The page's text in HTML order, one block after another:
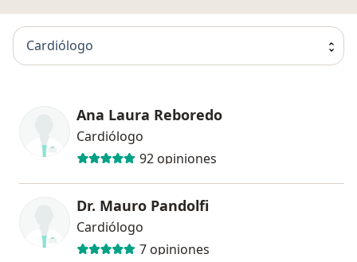
Cardiólogo
Ana Laura Reboredo
Cardiólogo
92 opiniones
Dr. Mauro Pandolfi
Cardiólogo
7 opiniones